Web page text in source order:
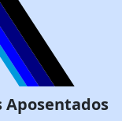
Aposentados